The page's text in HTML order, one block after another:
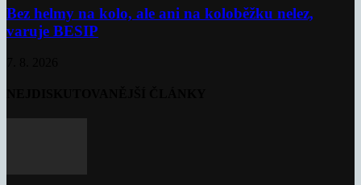
Bez helmy na kolo, ale ani na koloběžku nelez,
varuje BESIP